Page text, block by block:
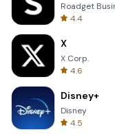
Roadget
4.4
X
X Corp.
4.6
Disney+
Disney
4.5